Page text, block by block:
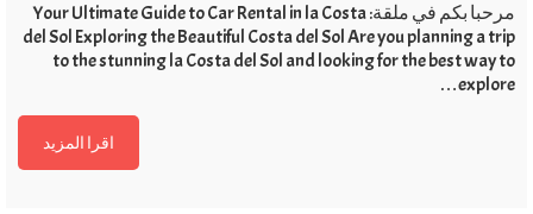
مرحبا بكم في ملقة:Your Ultimate Guide to Car Rental in la Costa
del Sol Exploring the Beautiful Costa del Sol Are you planning a trip
to the stunning la Costa del Sol and looking for the best way to
explore
…
اقرا المزيد